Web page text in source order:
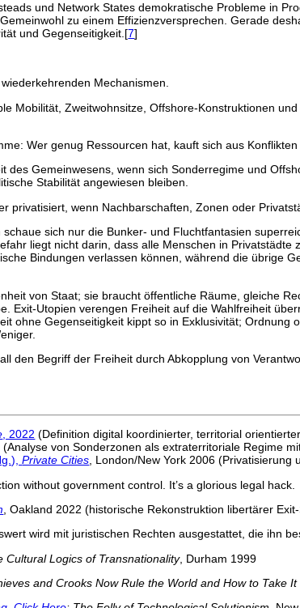
und Network States demokratische Probleme in
zu einem Effizienzversprechen. Gerade
und Gegenseitigkeit.[7]
Mechanismen.
Mobilität, Zweitwohnsitze, Offshore-Konstruktionen
Wer genug Ressourcen hat, kauft sich aus
des Gemeinwesens, wenn sich Sonderregime und
Stabilität angewiesen bleiben.
privatisiert, wenn Nachbarschaften, Zonen oder
sich nur die Bunker- und Fluchtfantasien
liegt nicht darin, dass alle Menschen in
Bindungen verlassen können, während die übrige
von Staat; sie braucht öffentliche Räume, gleiche
Exit-Utopien verengen Freiheit auf die Wahlfreiheit
ohne Gegenseitigkeit kippt so in Exklusivität;
den Begriff der Freiheit durch Abkopplung von
, 2022 (Definition digital koordinierter, territorial
(Analyse von Sonderzonen als extraterritoriale Regime
Private Cities , London/New York 2006
without government control. It’s a glorious legal hack.
, Oakland 2022 (historische Rekonstruktion libertärer
wird mit juristischen Rechten ausgestattet, die ihn
Cultural Logics of Transnationality, Durham 1999
and Crooks Now Rule the World and How to Take It